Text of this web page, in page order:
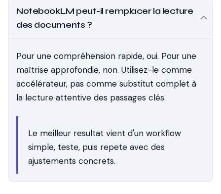
NotebookLM peut-il remplacer la lecture
des documents ?
Pour une compréhension rapide, oui. Pour une
maîtrise approfondie, non. Utilisez-le comme
accélérateur, pas comme substitut complet à
la lecture attentive des passages clés.
Le meilleur resultat vient d'un workflow
simple, teste, puis repete avec des
ajustements concrets.